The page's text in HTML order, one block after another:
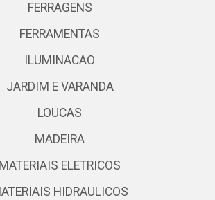
FERRAGENS
FERRAMENTAS
ILUMINACAO
JARDIM E VARANDA
LOUCAS
MADEIRA
MATERIAIS ELETRICOS
HIDRAULICOS